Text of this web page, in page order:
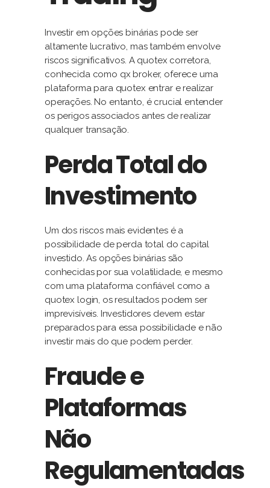
Investir em opções binárias pode ser
altamente lucrativo, mas também envolve
riscos significativos. A quotex corretora,
conhecida como qx broker, oferece uma
plataforma para quotex entrar e realizar
operações. No entanto, é crucial entender
os perigos associados antes de realizar
qualquer transação.
Perda Total do
Investimento
Um dos riscos mais evidentes é a
possibilidade de perda total do capital
investido. As opções binárias são
conhecidas por sua volatilidade, e mesmo
com uma plataforma confiável como a
quotex login, os resultados podem ser
imprevisíveis. Investidores devem estar
preparados para essa possibilidade e não
investir mais do que podem perder.
Fraude e
Plataformas
Não
Regulamentadas